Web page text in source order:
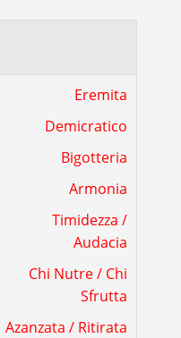
Eremita
Demicratico
Bigotteria
Armonia
Timidezza /
Audacia
Chi Nutre / Chi
Sfrutta
Azanzata / Ritirata